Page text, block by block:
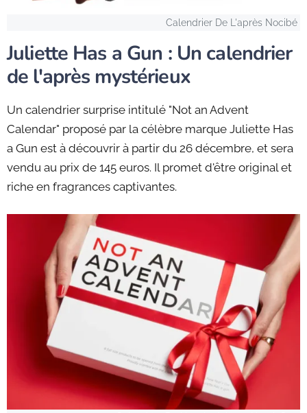
Calendrier De L'après Nocibé
Juliette Has a Gun : Un calendrier
de l'après mystérieux
Un calendrier surprise intitulé "Not an Advent
Calendar" proposé par la célèbre marque Juliette Has
a Gun est à découvrir à partir du 26 décembre, et sera
vendu au prix de 145 euros. Il promet d'être original et
riche en fragrances captivantes.